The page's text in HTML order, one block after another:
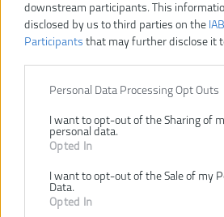
downstream participants. This
disclosed by us to third parties on the
Participants that may further disclose it
Personal Data Processing Opt Outs
I want to opt-out of the Sharing of
personal data.
Opted In
I want to opt-out of the Sale of my
Data.
Opted In
Náradie s certifikáciou VDE (DIN EN/
000 voltov a garantované na 1 000
Testované na chlad do -40 °C.
odolnosť. Povrchová úprava zo sivej
Indukčne kalené rezné hrany na
Presne opracovaný kĺb pre maximálny
pákovým efektom pre jednoduchú a